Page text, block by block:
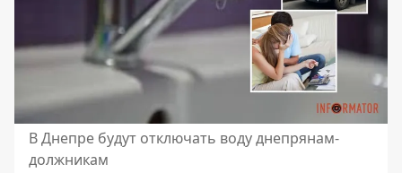
В Днепре будут отключать воду днепрянам-
должникам